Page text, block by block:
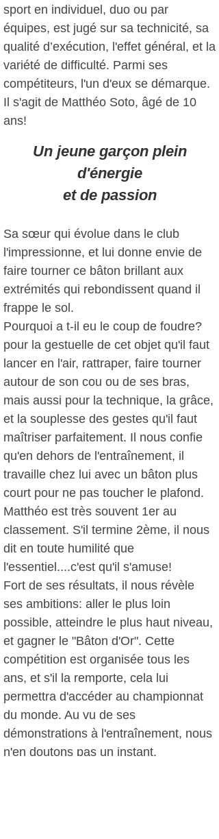
sport en individuel, duo ou par
équipes, est jugé sur sa technicité, sa
qualité d’exécution, l'effet général, et la
variété de difficulté. Parmi ses
compétiteurs, l'un d'eux se démarque.
Il s'agit de Matthéo Soto, âgé de 10
ans!
Un jeune garçon plein
d'énergie
et de passion
Sa sœur qui évolue dans le club
l'impressionne, et lui donne envie de
faire tourner ce bâton brillant aux
extrémités qui rebondissent quand il
frappe le sol.
Pourquoi a t-il eu le coup de foudre?
pour la gestuelle de cet objet qu'il faut
lancer en l'air, rattraper, faire tourner
autour de son cou ou de ses bras,
mais aussi pour la technique, la grâce,
et la souplesse des gestes qu'il faut
maîtriser parfaitement. Il nous confie
qu'en dehors de l'entraînement, il
travaille chez lui avec un bâton plus
court pour ne pas toucher le plafond.
Matthéo est très souvent 1er au
classement. S'il termine 2ème, il nous
dit en toute humilité que
l'essentiel....c'est qu'il s'amuse!
Fort de ses résultats, il nous révèle
ses ambitions: aller le plus loin
possible, atteindre le plus haut niveau,
et gagner le "Bâton d'Or". Cette
compétition est organisée tous les
ans, et s'il la remporte, cela lui
permettra d'accéder au championnat
du monde. Au vu de ses
démonstrations à l'entraînement, nous
n'en doutons pas un instant.